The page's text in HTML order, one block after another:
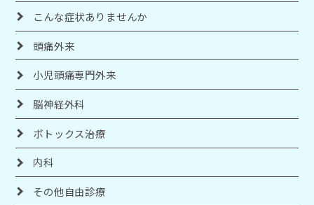
こんな症状ありませんか
頭痛外来
小児頭痛専門外来
脳神経外科
ボトックス治療
内科
その他自由診療